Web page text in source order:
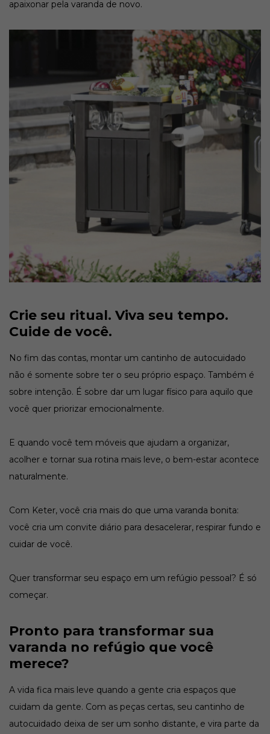
apaixonar pela varanda de novo.
Crie seu ritual. Viva seu tempo.
Cuide de você.
No fim das contas, montar um cantinho de autocuidado
não é somente sobre ter o seu próprio espaço. Também é
sobre intenção. É sobre dar um lugar físico para aquilo que
você quer priorizar emocionalmente.
E quando você tem móveis que ajudam a organizar,
acolher e tornar sua rotina mais leve, o bem-estar acontece
naturalmente.
Com Keter, você cria mais do que uma varanda bonita:
você cria um convite diário para desacelerar, respirar fundo e
cuidar de você.
Quer transformar seu espaço em um refúgio pessoal? É só
começar.
Pronto para transformar sua
varanda no refúgio que você
merece?
A vida fica mais leve quando a gente cria espaços que
cuidam da gente. Com as peças certas, seu cantinho de
autocuidado deixa de ser um sonho distante, e vira parte da